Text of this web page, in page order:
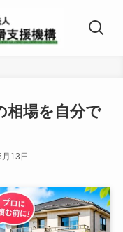
相場を自分で
13日